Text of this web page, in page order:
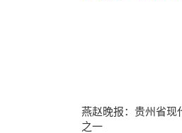
燕赵晚报：贵州省现
之一